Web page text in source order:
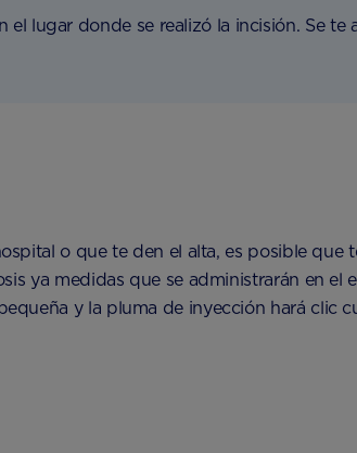
lugar donde se realizó la incisión. Se te
o que te den el alta, es posible
ya medidas que se administrarán en el
y la pluma de inyección hará clic